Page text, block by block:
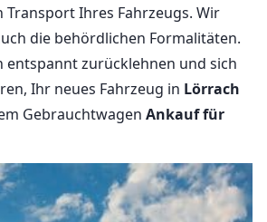
Ihres Fahrzeugs. Wir
die behördlichen Formalitäten.
entspannt zurücklehnen und sich
Ihr neues Fahrzeug in Lörrach
Gebrauchtwagen Ankauf für